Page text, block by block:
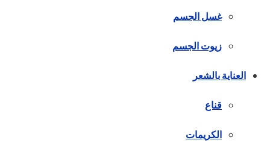
غسل الجسم
زيوت الجسم
العناية بالشعر
قناع
الكريمات